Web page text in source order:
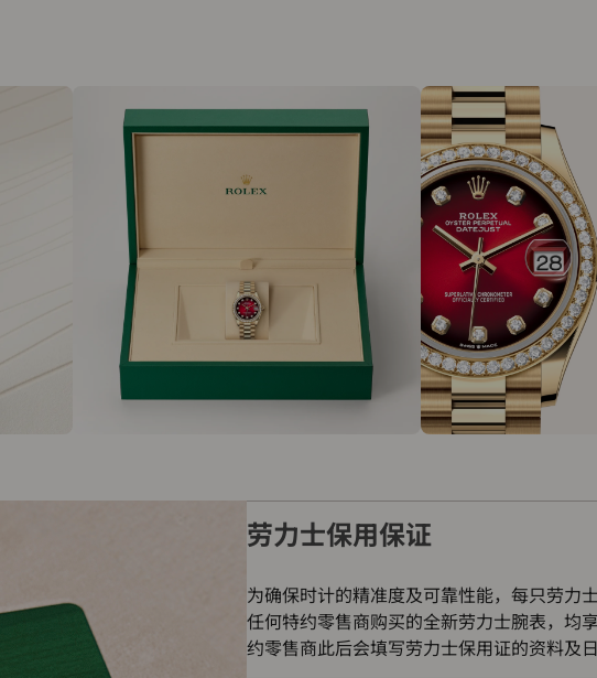
劳力士保用保证
为确保时计的精准度及可靠性能，每只劳力
任何特约零售商购买的全新劳力士腕表，均
约零售商此后会填写劳力士保用证的资料及